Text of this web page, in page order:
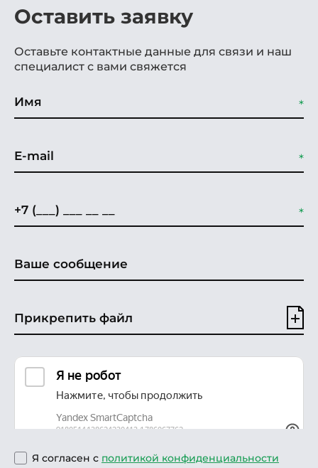
Оставить заявку
Оставьте контактные данные для связи и наш
специалист с вами свяжется
Прикрепить файл
Я согласен с политикой конфиденциальности